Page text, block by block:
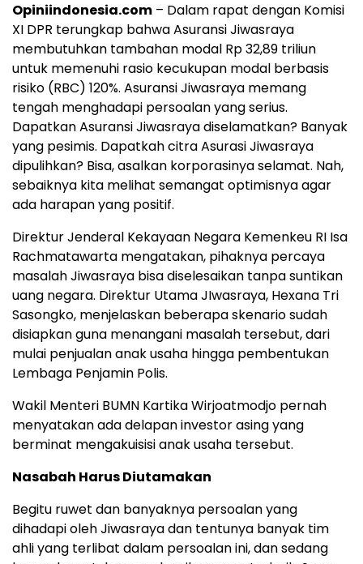
Opiniindonesia.com – Dalam rapat dengan Komisi
XI DPR terungkap bahwa Asuransi Jiwasraya
membutuhkan tambahan modal Rp 32,89 triliun
untuk memenuhi rasio kecukupan modal berbasis
risiko (RBC) 120%. Asuransi Jiwasraya memang
tengah menghadapi persoalan yang serius.
Dapatkan Asuransi Jiwasraya diselamatkan? Banyak
yang pesimis. Dapatkah citra Asurasi Jiwasraya
dipulihkan? Bisa, asalkan korporasinya selamat. Nah,
sebaiknya kita melihat semangat optimisnya agar
ada harapan yang positif.
Direktur Jenderal Kekayaan Negara Kemenkeu RI Isa
Rachmatawarta mengatakan, pihaknya percaya
masalah Jiwasraya bisa diselesaikan tanpa suntikan
uang negara. Direktur Utama JIwasraya, Hexana Tri
Sasongko, menjelaskan beberapa skenario sudah
disiapkan guna menangani masalah tersebut, dari
mulai penjualan anak usaha hingga pembentukan
Lembaga Penjamin Polis.
Wakil Menteri BUMN Kartika Wirjoatmodjo pernah
menyatakan ada delapan investor asing yang
berminat mengakuisisi anak usaha tersebut.
Nasabah Harus Diutamakan
Begitu ruwet dan banyaknya persoalan yang
dihadapi oleh Jiwasraya dan tentunya banyak tim
ahli yang terlibat dalam persoalan ini, dan sedang